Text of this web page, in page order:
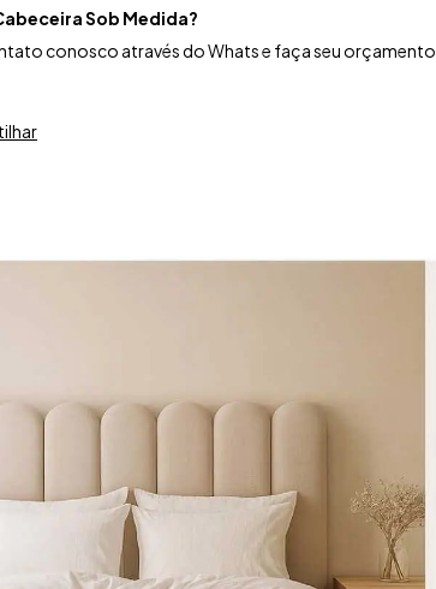
Sob Medida?
conosco através do Whats e faça seu orçamento.